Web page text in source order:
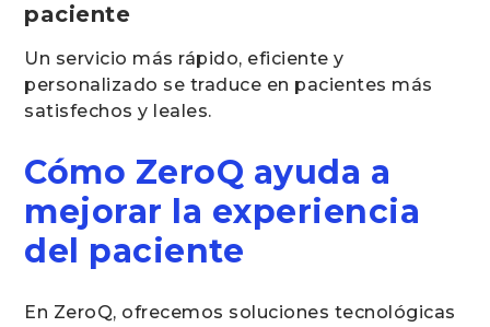
paciente
Un servicio más rápido, eficiente y
personalizado se traduce en pacientes más
satisfechos y leales.
Cómo ZeroQ ayuda a
mejorar la experiencia
del paciente
En ZeroQ, ofrecemos soluciones tecnológicas